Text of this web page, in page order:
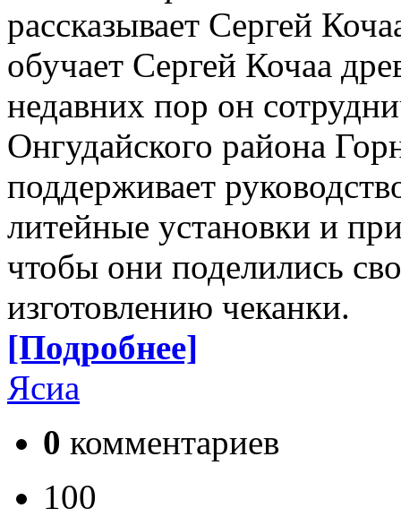
рассказывает Сергей
обучает Сергей Кочаа
недавних пор он
Онгудайского района
поддерживает
литейные установки и
чтобы они поделились
изготовлению чеканки.
[Подробнее]
Ясиа
0 комментариев
100